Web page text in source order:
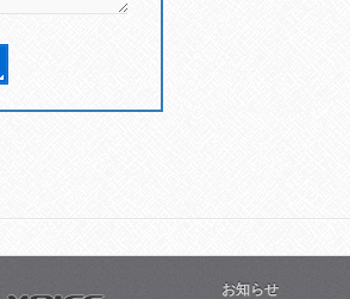
お知らせ